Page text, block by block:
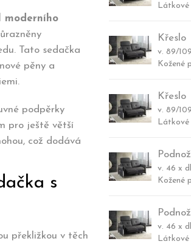
moderního
Tato sedačka
pěny a
podpěrky
pro ještě větší
což dodává
s
překližkou v těch
Látkové
Křeslo
v. 89/
Kožené
Křeslo
v. 89/
Látkové
v. 46 x
Kožené
v. 46 x
Látkové